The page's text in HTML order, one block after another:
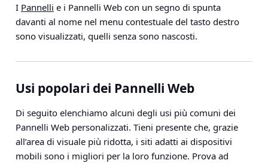
I Pannelli e i Pannelli Web con un segno di spunta
davanti al nome nel menu contestuale del tasto destro
sono visualizzati, quelli senza sono nascosti.
Usi popolari dei Pannelli Web
Di seguito elenchiamo alcuni degli usi più comuni dei
Pannelli Web personalizzati. Tieni presente che, grazie
all’area di visuale più ridotta, i siti adatti ai dispositivi
mobili sono i migliori per la loro funzione. Prova ad